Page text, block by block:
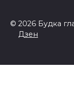
© 2026 Будка
Дзен